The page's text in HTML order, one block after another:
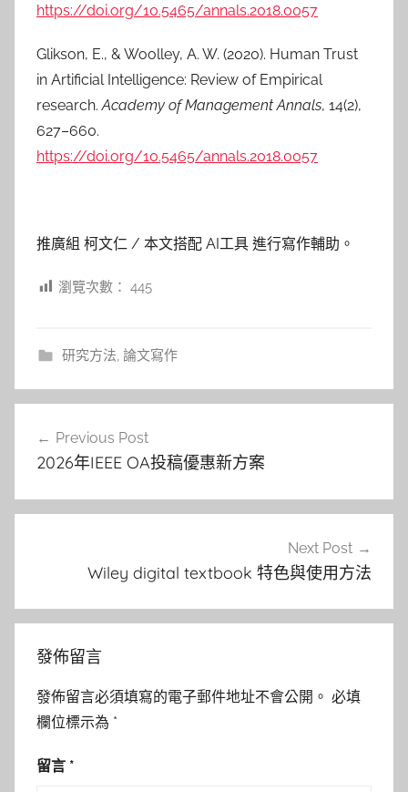
https://doi.org/10.5465/annals.2018.0057
Glikson, E., & Woolley, A. W. (2020). Human Trust
in Artificial Intelligence: Review of Empirical
research.Academy of Management Annals, 14(2),
627–660.
https://doi.org/10.5465/annals.2018.0057
推廣組 柯文仁 / 本文搭配 AI工具 進行寫作輔助。
瀏覽次數： 445
研究方法, 論文寫作
覽
Previous Post
2026年IEEE OA投稿優惠新方案
Next Post
Wiley digital textbook 特色與使用方法
發佈留言
發佈留言必須填寫的電子郵件地址不會公開。 必填
欄位標示為 *
留言 *